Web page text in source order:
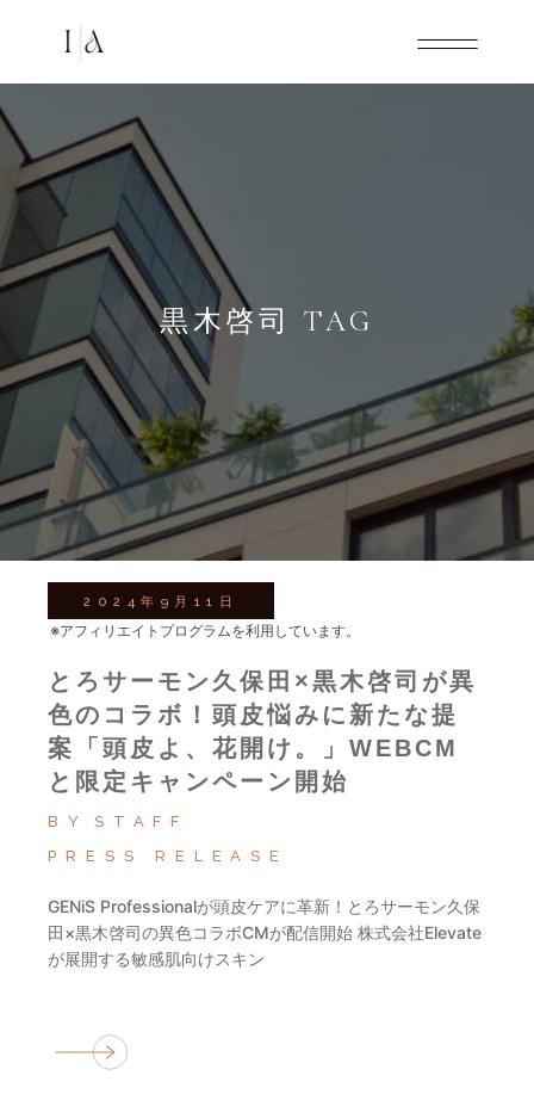
黒木啓司 TAG
2024年9月11日
とろサーモン久保田×黒木啓司が異
色のコラボ！頭皮悩みに新たな提
案「頭皮よ、花開け。」WEBCM
と限定キャンペーン開始
BY
STAFF
PRESS RELEASE
GENiS Professionalが頭皮ケアに革新！とろサーモン久保
田×黒木啓司の異色コラボCMが配信開始 株式会社Elevate
が展開する敏感肌向けスキン
※アフィリエイトプログラムを利用しています。